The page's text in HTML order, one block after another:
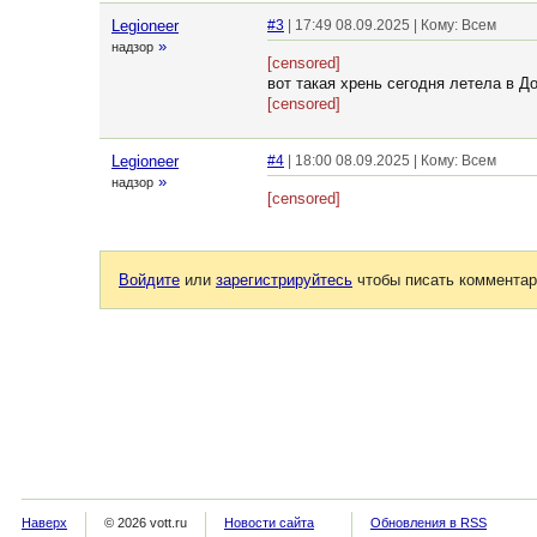
Legioneer
надзор »
#3 | 17:49 08.09.2025 | Кому: Всем
[censored]
вот такая хрень сегодня летела в
[censored]
Legioneer
надзор »
#4 | 18:00 08.09.2025 | Кому: Всем
[censored]
Войдите или зарегистрируйтесь чтобы писать
Наверх © 2026 vott.ru Новости сайта Обновления в RSS